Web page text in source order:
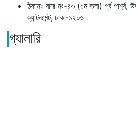
ঠিকানাঃ বাসা নং-৪৩ (৫ম তলা) পূর্ব
ক্যান্টনমেন্ট, ঢাকা-১২০৬।
গ্যালারি